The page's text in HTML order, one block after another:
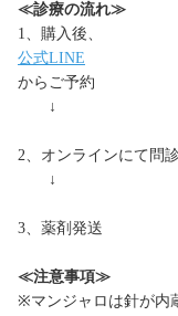
≪診療の流れ≫
1、購入後、
公式LINE
からご予約
↓
2、オンラインにて問
↓
3、薬剤発送
≪注意事項≫
※マンジャロは針が内